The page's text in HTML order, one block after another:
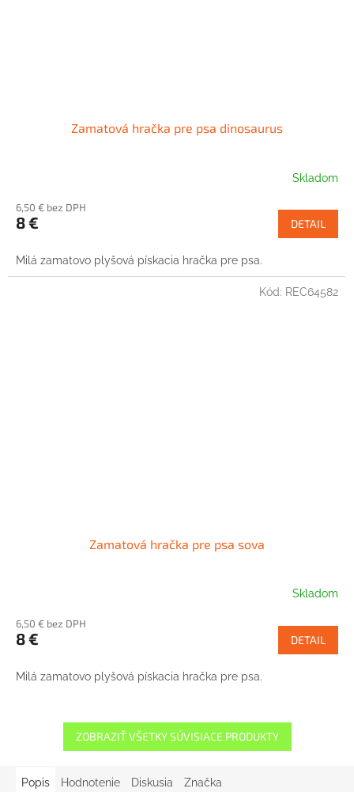
Zamatová hračka pre psa dinosaurus
Skladom
6,50 € bez DPH
8 € DETAIL
Milá zamatovo plyšová pískacia hračka pre psa.
Zamatová hračka pre psa sova
Skladom
6,50 € bez DPH
8 € DETAIL
Milá zamatovo plyšová pískacia hračka pre psa.
Kód: REC64582
ZOBRAZIŤ VŠETKY SÚVISIACE PRODUKTY
Popis Hodnotenie Diskusia Značka